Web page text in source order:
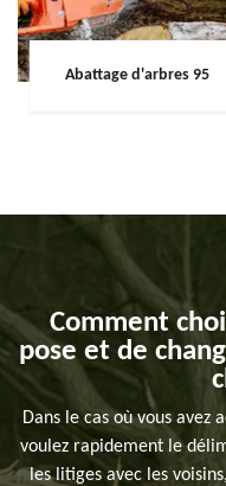
Abattage d'arbres 95
Comment
pose et de
Dans le cas où vous avez
voulez rapidement le
les litiges avec les